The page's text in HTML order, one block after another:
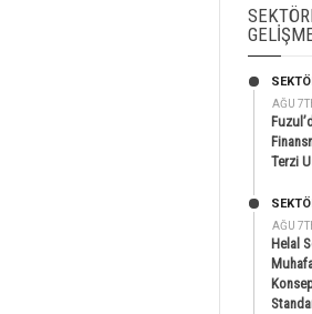
AĞU
Terzi
AĞU
Helal